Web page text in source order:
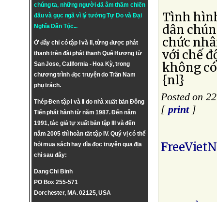
chúng ta, những người đã âm thầm chiến
đấu và gục ngã vì lý tưởngTự DovàĐại
Nghĩa Dân Tộc...
Ở đây chỉ có tập I và II, từng được phát
thanh trên đài phát thanh Quê Hương từ
San Jose, California - Hoa Kỳ, trong
chương trình đọc truyện do Trần Nam
phụ trách.
Thép Đen tập I và II do nhà xuất bản Đông
Tiến phát hành từ năm 1987. Đến năm
1991, tác giả tự xuất bản tập III và đến
năm 2005 thì hoàn tất tập IV. Quý vị có thể
hỏi mua sách hay dĩa đọc truyện qua địa
chỉ sau đây:
Dang Chi Binh
PO Box 255-571
Dorchester, MA. 02125, USA
Tình
dân
chức
với chế
không
{nl}
Posted on
[ print]